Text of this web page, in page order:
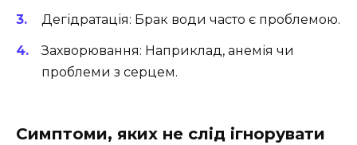
Дегідратація: Брак води часто є проблемою.
Захворювання: Наприклад, анемія чи
проблеми з серцем.
Симптоми, яких не слід ігнорувати